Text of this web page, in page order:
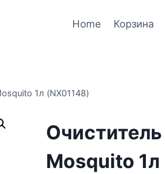
Home Корзина
1л (NX01148)
Mosquito